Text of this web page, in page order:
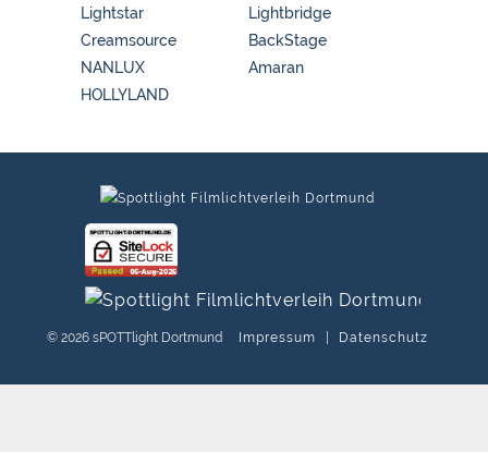
Lightstar
Creamsource
NANLUX
HOLLYLAND
Lightbridge
BackStage
Amaran
© 2026 sPOTTlight Dortmund Impressum Datenschutz